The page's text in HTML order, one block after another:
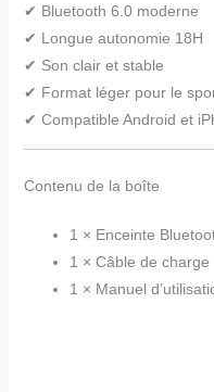
✔ Bluetooth 6.0 moderne
✔ Longue autonomie 18H
✔ Son clair et stable
✔ Format léger pour le
✔ Compatible Android et
Contenu de la boîte
1 × Enceinte
1 × Câble de charge
1 × Manuel